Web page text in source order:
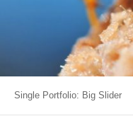
Single Portfolio: Big Slider